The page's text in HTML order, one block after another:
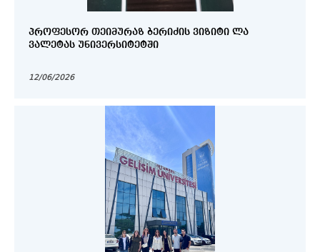
ᲞᲠᲝᲤᲔᲡᲝᲠ ᲗᲔᲘᲛᲣᲠᲐᲖ ᲑᲔᲠᲘᲫᲘᲡ ᲕᲘᲖᲘᲢᲘ ᲚᲐ
ᲕᲐᲚᲔᲢᲐᲡ ᲣᲜᲘᲕᲔᲠᲡᲘᲢᲔᲢᲨᲘ
12/06/2026